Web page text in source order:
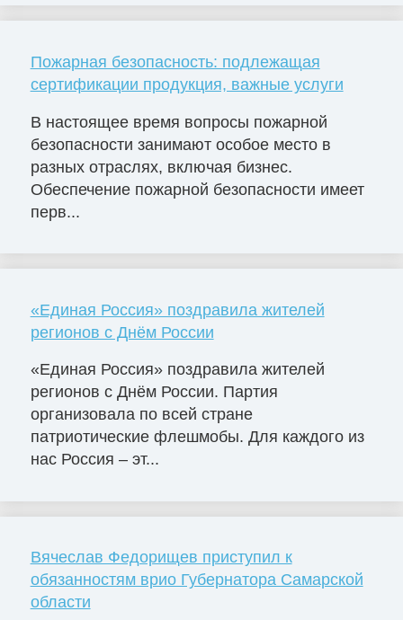
Пожарная безопасность: подлежащая
сертификации продукция, важные услуги
В настоящее время вопросы пожарной
безопасности занимают особое место в
разных отраслях, включая бизнес.
Обеспечение пожарной безопасности имеет
перв...
«Единая Россия» поздравила жителей
регионов с Днём России
«Единая Россия» поздравила жителей
регионов с Днём России. Партия
организовала по всей стране
патриотические флешмобы. Для каждого из
нас Россия – эт...
Вячеслав Федорищев приступил к
обязанностям врио Губернатора Самарской
области